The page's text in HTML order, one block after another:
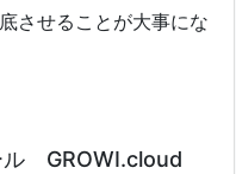
させることが大事にな
ル GROWI.cloud